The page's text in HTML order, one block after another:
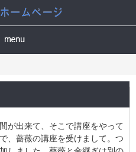
が出来て、そこで講座をやって
、薔薇の講座を受けまして。つ